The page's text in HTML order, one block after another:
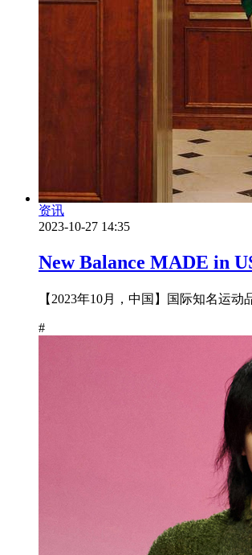
资讯
2023-10-27 14:35
New Balance MADE in
【2023年10月，中国】国际知名运
#